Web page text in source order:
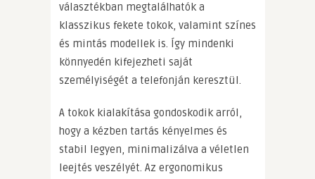
választékban megtalálhatók a
klasszikus fekete tokok, valamint színes
és mintás modellek is. Így mindenki
könnyedén kifejezheti saját
személyiségét a telefonján keresztül.
A tokok kialakítása gondoskodik arról,
hogy a kézben tartás kényelmes és
stabil legyen, minimalizálva a véletlen
leejtés veszélyét. Az ergonomikus